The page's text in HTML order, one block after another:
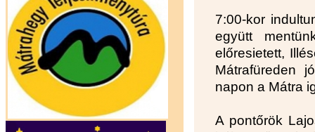
7:00-kor
együtt
előresietett,
Mátrafüreden
napon a Mátra
A pontőrök